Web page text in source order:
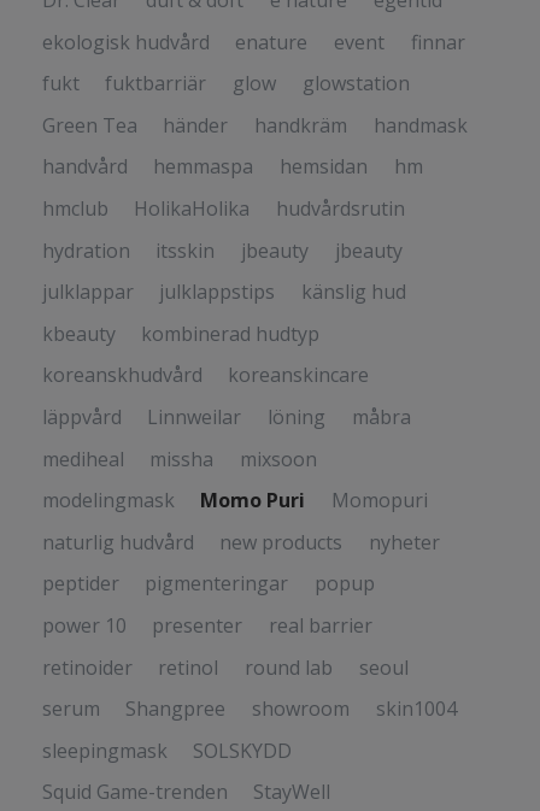
ekologisk hudvård
enature event
finnar
fukt
fuktbarriär glow
glowstation
Green Tea
händer handkräm
handmask
handvård
hemmaspa hemsidan
hm
hmclub
HolikaHolika
hudvårdsrutin
hydration
itsskin jbeauty
jbeauty
julklappar
julklappstips
känslig hud
kbeauty
kombinerad hudtyp
koreanskhudvård
koreanskincare
läppvård
Linnweilar löning
måbra
mediheal
missha
mixsoon
modelingmask
Momo Puri
Momopuri
naturlig hudvård
new products
nyheter
peptider
pigmenteringar
popup
power 10
presenter
real barrier
retinoider
retinol round lab
seoul
serum
Shangpree showroom
skin1004
sleepingmask
SOLSKYDD
Squid Game-trenden
StayWell